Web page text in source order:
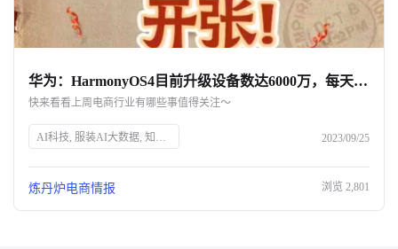
华为：HarmonyOS4目前升级设备数达6000万，每天增加120万用户｜一周热点
快来看看上周电商行业有哪些事值得关注～
AI科技, 服装AI大数据, 知衣科技, 淘宝, 国货超市, 抖音电商, 全域兴趣电商, 京东双11, 新商家增长, 淘宝报销机, 茅台, 德芙, 酒心巧克力, 花西子, 直播间互动, 日本资生堂, 营养补充剂, 周黑鸭, 财报, 完美日记, 仿生膜口红, 华为Mate60, HarmonyOS4 2023/09/25
炼丹炉电商情报 浏览 2,801